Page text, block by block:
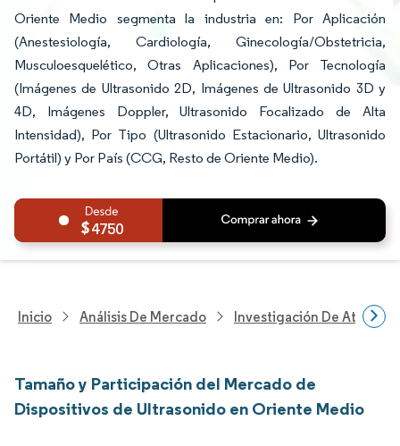
Oriente Medio segmenta la industria en: Por Aplicación
(Anestesiología, Cardiología, Ginecología/Obstetricia,
Musculoesquelético, Otras Aplicaciones), Por Tecnología
(Imágenes de Ultrasonido 2D, Imágenes de Ultrasonido 3D y
4D, Imágenes Doppler, Ultrasonido Focalizado de Alta
Intensidad), Por Tipo (Ultrasonido Estacionario, Ultrasonido
Portátil) y Por País (CCG, Resto de Oriente Medio).
4750
Inicio Análisis De Mercado Investigación De
Tamaño y Participación del Mercado de
Dispositivos de Ultrasonido en Oriente Medio